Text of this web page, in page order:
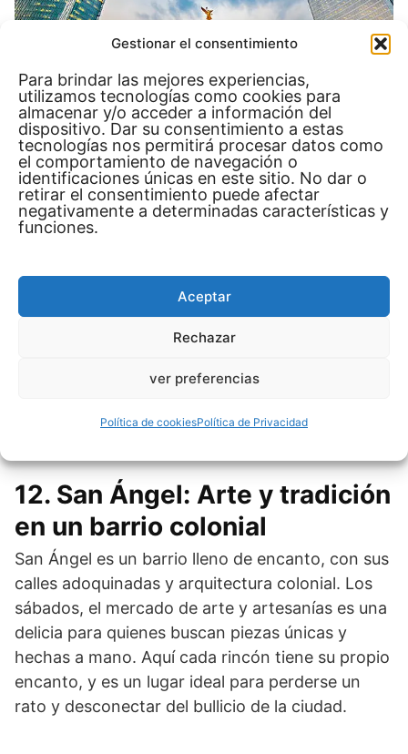
Gestionar el consentimiento
Para brindar las mejores experiencias,
utilizamos tecnologías como cookies para
almacenar y/o acceder a información del
dispositivo. Dar su consentimiento a estas
tecnologías nos permitirá procesar datos como
el comportamiento de navegación o
identificaciones únicas en este sitio. No dar o
retirar el consentimiento puede afectar
negativamente a determinadas características y
funciones.
Aceptar
Rechazar
ver preferencias
Política de cookiesPolítica de Privacidad
11. Plaza Garibaldi: Sumérgete
La Plaza Garibaldi es el lugar perfecto para vivir
la experiencia de la música mariachi. Rodeado de
músicos tocando rancheras, puedes unirte a una
divertida y auténtica, y no hay mejor forma de
ranchera con una copita de tequila.
12. San Ángel: Arte y tradición
en un barrio colonial
San Ángel es un barrio lleno de encanto, con sus
calles adoquinadas y arquitectura colonial. Los
sábados, el mercado de arte y artesanías es una
delicia para quienes buscan piezas únicas y
hechas a mano. Aquí cada rincón tiene su propio
encanto, y es un lugar ideal para perderse un
rato y desconectar del bullicio de la ciudad.